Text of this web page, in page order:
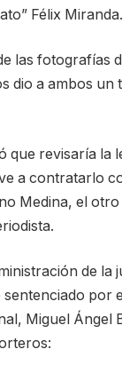
Félix Miranda.
las fotografías
dio a ambos un
que revisaría la
a contratarlo
Medina, el
de la
sentenciado por
Miguel Ángel